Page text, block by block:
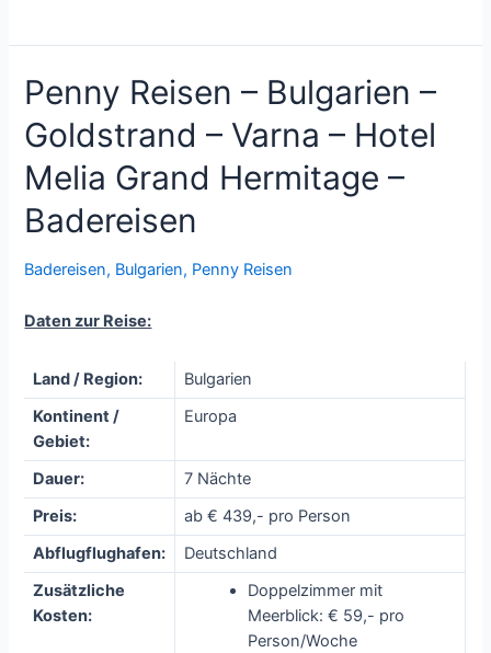
Penny Reisen – Bulgarien –
Goldstrand – Varna – Hotel
Melia Grand Hermitage –
Badereisen
Badereisen, Bulgarien, Penny Reisen
Daten zur Reise:
Land / Region:
Bulgarien
Kontinent /
Gebiet:
Europa
Dauer:
7 Nächte
Preis:
ab € 439,- pro Person
Abflugflughafen:
Deutschland
Zusätzliche
Kosten:
Doppelzimmer mit
Meerblick: € 59,- pro
Person/Woche